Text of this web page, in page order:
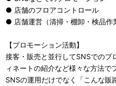
● 店舗のフロアコントロール
● 店舗運営（清掃・棚卸・検品作
【プロモーション活動】
接客・販売と並行してSNSでのプ
ィネートの紹介など様々な方法で
SNSの運用だけでなく「こんな販